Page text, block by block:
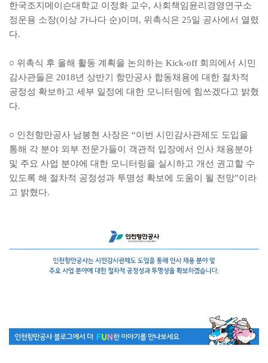
한국조지메이슨대학교 이정화 교수, 사회책임윤리경영연구소
정운용 소장(이상 가나다 순)이며, 위촉식은 25일 공사에서 열렸
다.
○ 위촉식 후 올해 활동 계획을 논의하는 Kick-off 회의에서 시민
감사관들은 2018년 상반기 항만공사 합동채용에 대한 절차적
공정성 확보하고 세부 일정에 대한 모니터링에 힘쓰겠다고 밝혔
다.
○ 인천항만공사 남봉현 사장은 “이번 시민감사관제도 도입을
통해 각 분야 외부 전문가들이 객관적 입장에서 인사 채용분야
및 주요 사업 분야에 대한 모니터링을 실시하고 개선 권고할 수
있도록 해 절차적 공정성과 투명성 확보에 도움이 될 전망”이라
고 밝혔다.